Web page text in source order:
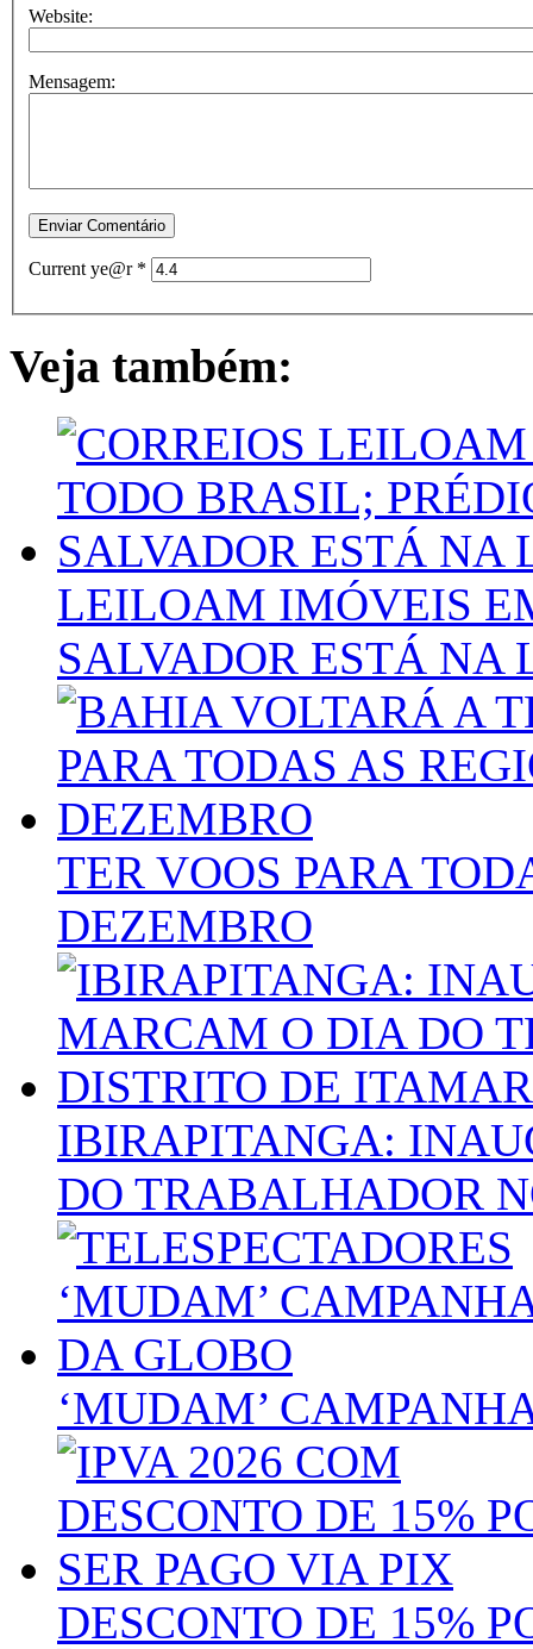
Website:
Mensagem:
Current ye@r *
Veja também:
LEILOAM IMÓVEIS
SALVADOR ESTÁ NA
TER VOOS PARA
DEZEMBRO
IBIRAPITANGA:
DO TRABALHADOR
‘MUDAM’
DESCONTO DE 15%